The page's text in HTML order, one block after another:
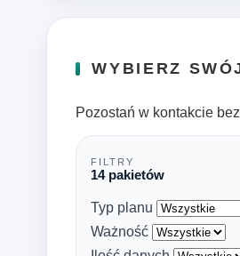
WYBIERZ
Pozostań w kontakcie
FILTRY
14 pakietów
Typ planu
Ważność